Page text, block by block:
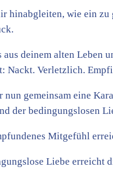
hinabgleiten, wie ein zu
aus deinem alten Leben
Nackt. Verletzlich.
nun gemeinsam eine
der bedingungslosen
Mitgefühl
Liebe erreicht